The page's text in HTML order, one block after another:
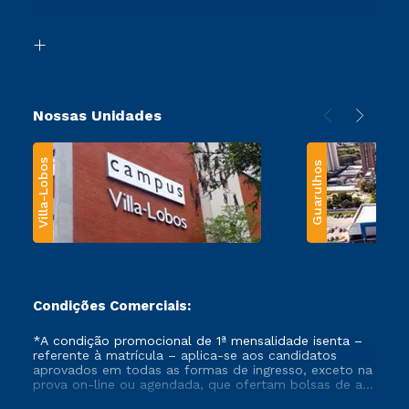
Transferência
Nossas Unidades
Villa-Lobos Guarulhos
Condições Comerciais:
*A condição promocional de 1ª mensalidade isenta –
referente à matrícula – aplica-se aos candidatos
aprovados em todas as formas de ingresso, exceto na
prova on-line ou agendada, que ofertam bolsas de até